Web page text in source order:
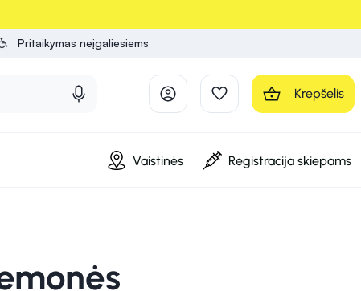
Pritaikymas neįgaliesiems
Krepšelis
Vaistinės Registracija skiepams